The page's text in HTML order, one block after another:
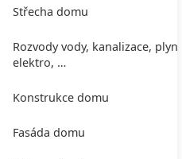
Střecha domu
Rozvody vody, kanalizace, plynu,
elektro, …
Konstrukce domu
Fasáda domu